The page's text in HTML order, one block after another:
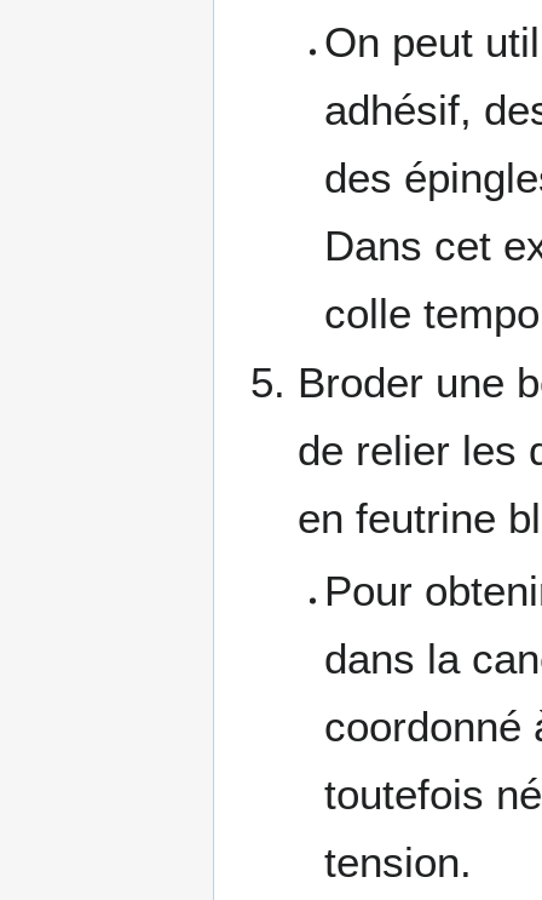
On peut
adhésif,
des
Dans cet
colle
Broder une
de relier les
en feutrine
Pour
dans la
coordonné
toutefois
tension.